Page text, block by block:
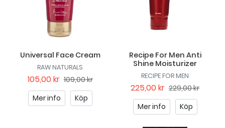
Universal Face Cream
RAW NATURALS
105,00 kr 109,00 kr
Mer info
Köp
Recipe For Men Anti
Shine Moisturizer
RECIPE FOR MEN
225,00 kr 229,00 kr
Mer info
Köp